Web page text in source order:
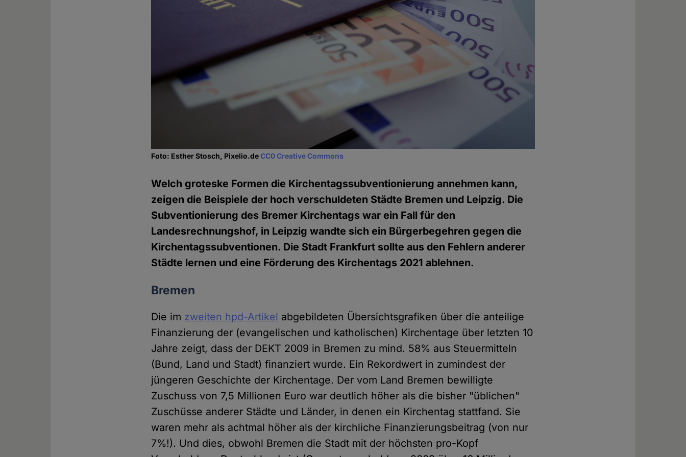
Foto: Esther Stosch, Pixelio.deCC0 Creative Commons
Welch groteske Formen die Kirchentagssubventionierung annehmen kann,
zeigen die Beispiele der hoch verschuldeten Städte Bremen und Leipzig. Die
Subventionierung des Bremer Kirchentags war ein Fall für den
Landesrechnungshof, in Leipzig wandte sich ein Bürgerbegehren gegen die
Kirchentagssubventionen. Die Stadt Frankfurt sollte aus den Fehlern anderer
Städte lernen und eine Förderung des Kirchentags 2021 ablehnen.
Bremen
Die im zweiten hpd-Artikel abgebildeten Übersichtsgrafiken über die anteilige
Finanzierung der (evangelischen und katholischen) Kirchentage über letzten 10
Jahre zeigt, dass der DEKT 2009 in Bremen zu mind. 58% aus Steuermitteln
(Bund, Land und Stadt) finanziert wurde. Ein Rekordwert in zumindest der
jüngeren Geschichte der Kirchentage. Der vom Land Bremen bewilligte
Zuschuss von 7,5 Millionen Euro war deutlich höher als die bisher "üblichen"
Zuschüsse anderer Städte und Länder, in denen ein Kirchentag stattfand. Sie
waren mehr als achtmal höher als der kirchliche Finanzierungsbeitrag (von nur
7%!). Und dies, obwohl Bremen die Stadt mit der höchsten pro-Kopf